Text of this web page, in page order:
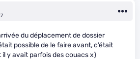
du déplacement de dossier
possible de le faire avant, c’était
il y avait parfois des couacs x)